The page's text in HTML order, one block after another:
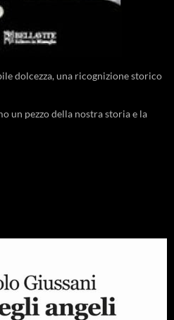
dolcezza, una ricognizione storico
un pezzo della nostra storia e la